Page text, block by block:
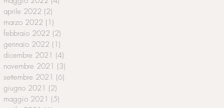
aprile 2022 (2)
marzo 2022 (1)
febbraio 2022 (2)
gennaio 2022 (1)
dicembre 2021 (4)
novembre 2021 (3)
settembre 2021 (6)
giugno 2021 (2)
maggio 2021 (5)